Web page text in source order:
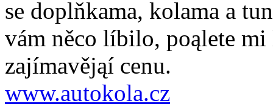
se doplňkama, kolama a
vám něco líbilo, poąlete
zajímavějąí cenu.
www.autokola.cz